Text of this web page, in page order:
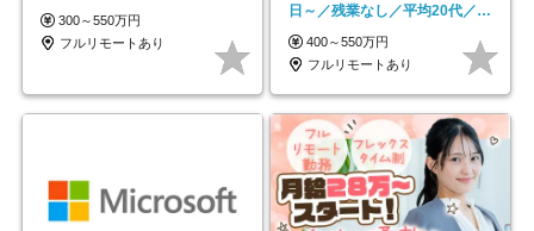
300～550万円
フルリモートあり
日～／残業なし／平均20代／リ
モートOK
400～550万円
フルリモートあり